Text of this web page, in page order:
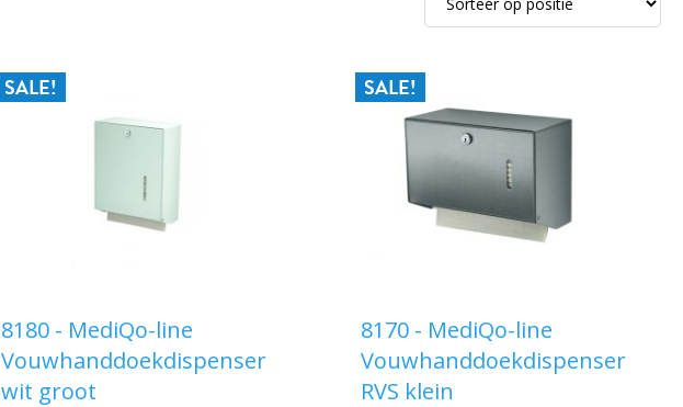
SALE!
8180 - MediQo-line
Vouwhanddoekdispenser
wit groot
SALE!
8170 - MediQo-line
Vouwhanddoekdispenser
RVS klein